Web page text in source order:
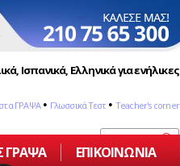
Ισπανικά, Ελληνικά για ενήλικες
ΓΡΑΨΑ• Γλωσσικά Τεστ• Teacher's corner
ΓΡΑΨΑ ΕΠΙΚΟΙΝΩΝΙΑ